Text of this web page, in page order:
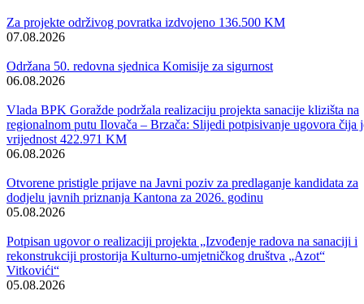
Tresury-ja, uz učešće domaćih kadrova. Korišten je aplikativni softver
američke kompanije ORACL-e, a tim za implementaciju je
implementaciju nije uključio obračun i isplatu plaća, ovaj segment
realiziran je kompletno sa domaćim kadrovima.